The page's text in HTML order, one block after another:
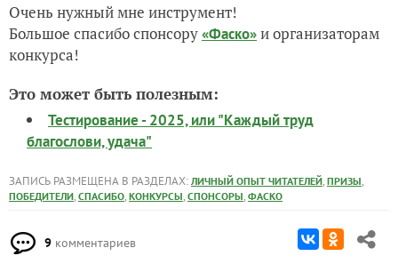
Очень нужный мне инструмент!
Большое спасибо спонсору«Фаско»и организаторам
конкурса!
Это может быть полезным:
Тестирование - 2025, или "Каждый труд
благослови, удача"
ЗАПИСЬ РАЗМЕЩЕНА В РАЗДЕЛАХ: ЛИЧНЫЙ ОПЫТ ЧИТАТЕЛЕЙ, ПРИЗЫ,
ПОБЕДИТЕЛИ, СПАСИБО, КОНКУРСЫ, СПОНСОРЫ, ФАСКО
9 комментариев